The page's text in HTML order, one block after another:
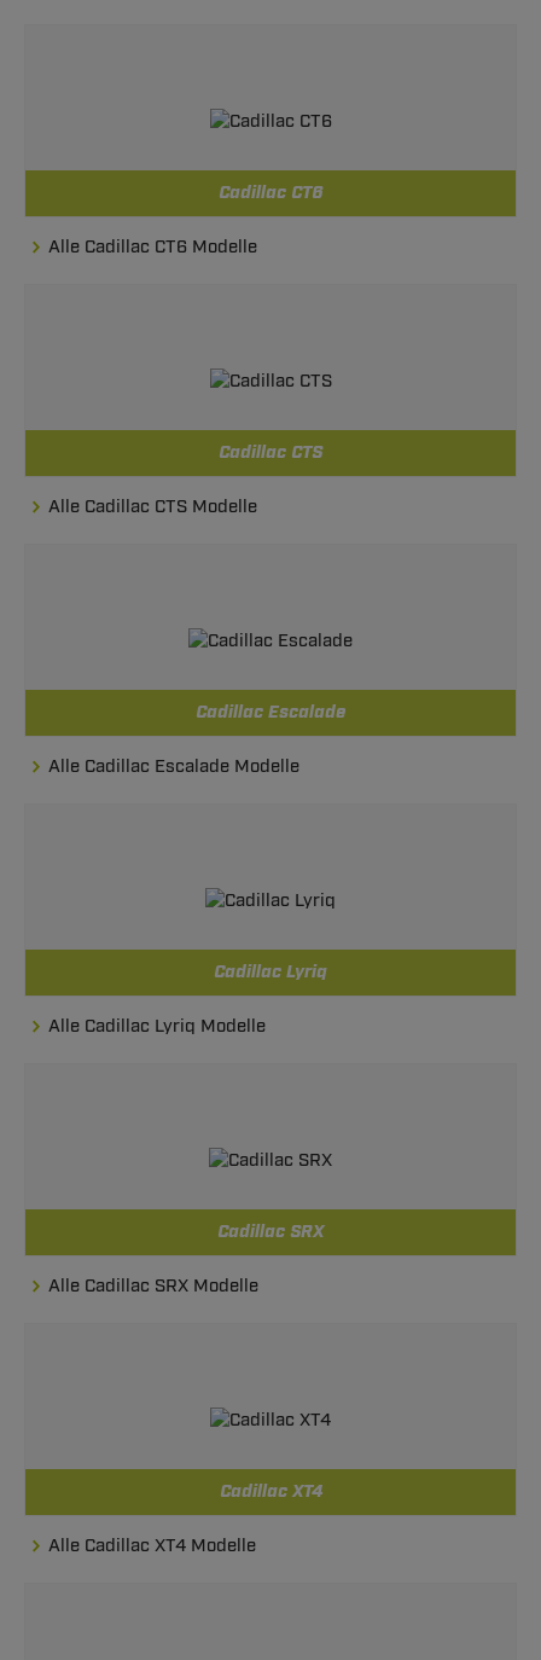
Cadillac CT6
Alle Cadillac CT6 Modelle
Cadillac CTS
Alle Cadillac CTS Modelle
Cadillac Escalade
Alle Cadillac Escalade Modelle
Cadillac Lyriq
Alle Cadillac Lyriq Modelle
Cadillac SRX
Alle Cadillac SRX Modelle
Cadillac XT4
Alle Cadillac XT4 Modelle